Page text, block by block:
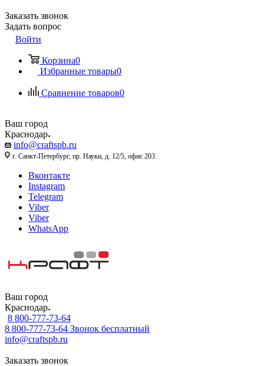
Заказать звонок
Задать вопрос
Войти
Корзина0
Избранные товары0
Сравнение товаров0
Ваш город
Краснодар
info@craftspb.ru
г. Санкт-Петербург, пр. Науки, д. 12/5, офис 203.
Вконтакте
Instagram
Telegram
Viber
Viber
WhatsApp
Ваш город
Краснодар
8 800-777-73-64
8 800-777-73-64 Звонок бесплатный
info@craftspb.ru
Заказать звонок